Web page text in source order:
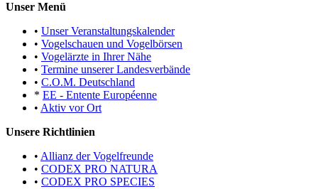
Unser Menü
• Unser Veranstaltungskalender
• Vogelschauen und Vogelbörsen
• Vogelärzte in Ihrer Nähe
• Termine unserer Landesverbände
• C.O.M. Deutschland
* EE - Entente Européenne
• Aktiv vor Ort
Unsere Richtlinien
• Allianz der Vogelfreunde
• CODEX PRO NATURA
• CODEX PRO SPECIES